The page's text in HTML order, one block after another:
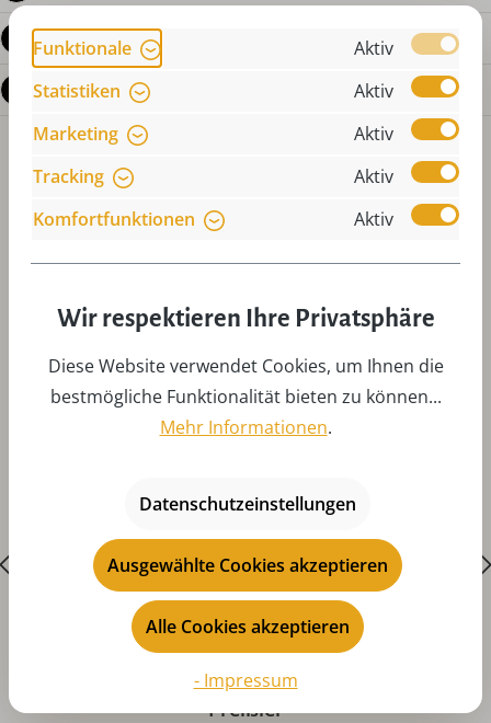
Bewertungen
Fragen zum Produkt
Produktgalerie überspringen
Zubehör
Durchschnittliche Bewertung von 5 von 5 Sternen
Schwibbogenbank, Esche, 55 cm von Albin
Preißler
Funktionale
Aktiv
Statistiken
Aktiv
Marketing
Aktiv
Tracking
Aktiv
Komfortfunktionen
Aktiv
Wir respektieren Ihre Privatsphäre
Diese Website verwendet Cookies, um Ihnen die
bestmögliche Funktionalität bieten zu können...
Mehr Informationen.
Datenschutzeinstellungen
Ausgewählte Cookies akzeptieren
Alle Cookies akzeptieren
- Impressum